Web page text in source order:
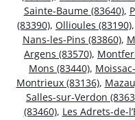
Sainte-Baume (83640),
(83390), Ollioules (83190),
Nans-les-Pins (83860),
Argens (83570),
Mons (83440),
Montrieux (83136),
Salles-sur-Verdon
(83460), Les Adrets-de-